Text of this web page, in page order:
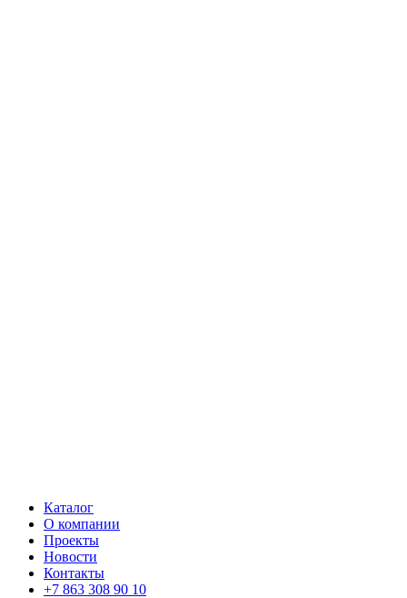
Каталог
О компании
Проекты
Новости
Контакты
+7 863 308 90 10